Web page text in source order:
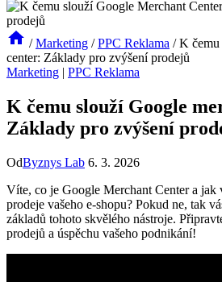
/ Marketing / PPC Reklama / K čemu
center: Základy pro zvýšení prodejů
Marketing | PPC Reklama
K čemu slouží Google
Základy pro zvýšení
OdByznys Lab 6. 3. 2026
Víte, co je Google Merchant Center a jak
prodeje vašeho e-shopu? Pokud ne, tak
základů tohoto skvělého nástroje.
prodejů a úspěchu vašeho podnikání!